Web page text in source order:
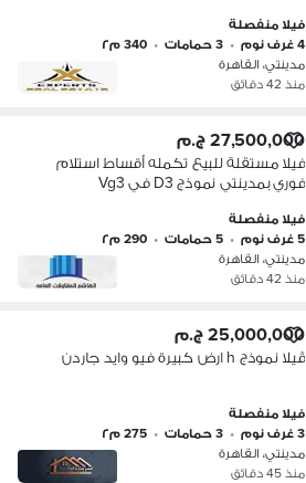
فيلا منفصلة
4 غرف نوم
• 3 حمامات • 340 م٢
مدينتي، القاهرة
منذ 42 دقائق
27,500,000 ج.م
فيلا مستقلة للبيع تكمله أقساط استلام
فوري بمدينتي نموذج D3 في Vg3
فيلا منفصلة
5 غرف نوم
• 5 حمامات • 290 م٢
مدينتي، القاهرة
منذ 42 دقائق
25,000,000 ج.م
ڤيلا نموذج h ارض كبيرة فيو وايد جاردن
فيلا منفصلة
3 غرف نوم
• 3 حمامات • 275 م٢
مدينتي، القاهرة
منذ 45 دقائق